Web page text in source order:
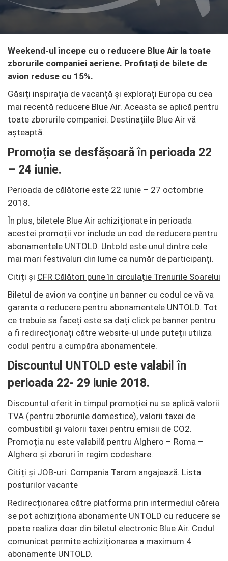
Weekend-ul începe cu o reducere Blue Air la toate
zborurile companiei aeriene. Profitați de bilete de
avion reduse cu 15%.
Găsiți inspirația de vacanță și explorați Europa cu cea
mai recentă reducere Blue Air. Aceasta se aplică pentru
toate zborurile companiei. Destinațiile Blue Air vă
așteaptă.
Promoția se desfășoară în perioada 22
– 24 iunie.
Perioada de călătorie este 22 iunie – 27 octombrie
2018.
În plus, biletele Blue Air achiziționate în perioada
acestei promoții vor include un cod de reducere pentru
abonamentele UNTOLD. Untold este unul dintre cele
mai mari festivaluri din lume ca număr de participanți.
Citiți și CFR Călători pune în circulație Trenurile Soarelui
Biletul de avion va conține un banner cu codul ce vă va
garanta o reducere pentru abonamentele UNTOLD. Tot
ce trebuie sa faceți este sa dați click pe banner pentru
a fi redirecționați către website-ul unde puteții utiliza
codul pentru a cumpăra abonamentele.
Discountul UNTOLD este valabil în
perioada 22- 29 iunie 2018.
Discountul oferit în timpul promoției nu se aplică valorii
TVA (pentru zborurile domestice), valorii taxei de
combustibil și valorii taxei pentru emisii de CO2.
Promoția nu este valabilă pentru Alghero – Roma –
Alghero și zboruri în regim codeshare.
Citiți și JOB-uri. Compania Tarom angajează. Lista
posturilor vacante
Redirecționarea către platforma prin intermediul căreia
se pot achiziționa abonamente UNTOLD cu reducere se
poate realiza doar din biletul electronic Blue Air. Codul
comunicat permite achiziționarea a maximum 4
abonamente UNTOLD.